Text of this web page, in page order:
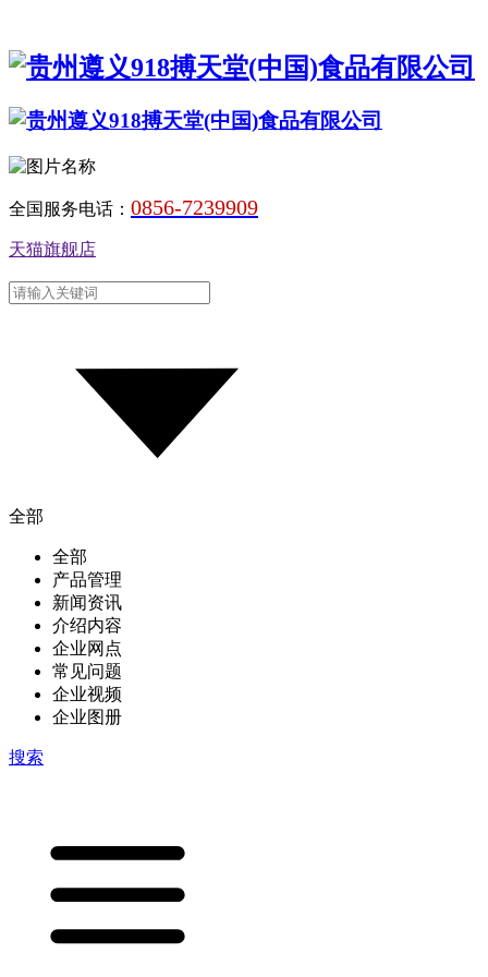
全国服务电话： 0856-7239909
天猫旗舰店
全部
全部
产品管理
新闻资讯
介绍内容
企业网点
常见问题
企业视频
企业图册
搜索